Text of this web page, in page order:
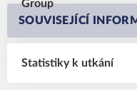
SOUVISEJÍCÍ
Statistiky k utkání